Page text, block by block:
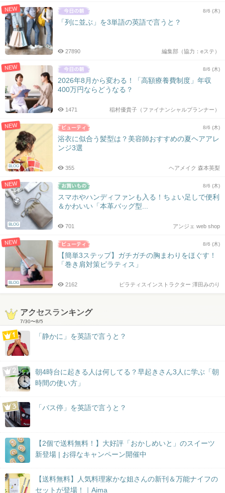
NEW 8/6 (木)
「列に並ぶ」を3単語の英語で言うと？
編集部（協力：eステ）
27890
NEW 8/6 (木)
2026年8月から変わる！「高額療養費制度」年収
400万円ならどうなる？
稲村優貴子（ファイナンシャルプランナー）
1471
NEW
BLOG
8/6 (木)
浴衣に似合う髪型は？美容師おすすめの夏ヘアアレ
ンジ3選
ヘアメイク 森本英梨
355
NEW
BLOG
8/6 (木)
スマホやハンディファンも入る！ちょい足しで便利
＆かわいい「本革バッグ型...
アンジェ web shop
701
NEW
BLOG
8/6 (木)
【簡単3ステップ】ガチガチの胸まわりをほぐす！
「巻き肩対策ピラティス」
ピラティスインストラクター 澤田みのり
2162
アクセスランキング
7/30〜8/5
「静かに」を英語で言うと？
朝4時台に起きる人は何してる？早起きさん3人に学ぶ「朝
時間の使い方」
「バス停」を英語で言うと？
【2個で送料無料！】大好評「おかしめいと」のスイーツ
新登場 | お得なキャンペーン開催中
【送料無料】人気料理家かな姐さんの新刊＆万能ナイフの
セットが登場！｜Aima